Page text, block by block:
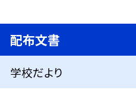
配布文書
学校だより